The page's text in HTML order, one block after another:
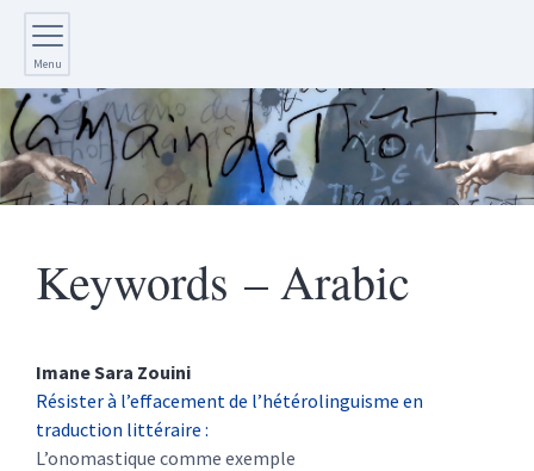
Menu
Keywords – Arabic
Imane Sara Zouini
Résister à l’effacement de l’hétérolinguisme en
traduction littéraire :
L’onomastique comme exemple